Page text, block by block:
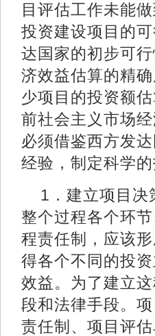
目评估工作未能
投资建设项目的
达国家的初步可
济效益估算的精
少项目的投资额
前社会主义市场
必须借鉴西方发
经验，制定科
1．建立项目决
整个过程各个环
程责任制，应该
得各个不同的投
效益。为了建立
段和法律手段。
责任制、项目评